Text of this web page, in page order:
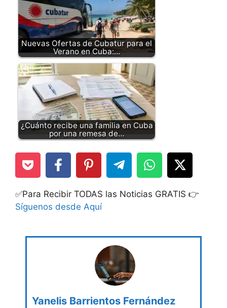
Nuevas Ofertas de Cubatur para el
Verano en Cuba:…
¿Cuánto recibe una familia en Cuba
por una remesa de…
✅Para Recibir TODAS las Noticias GRATIS 👉
Síguenos desde Aquí
Yanelis Barrientos Fernández